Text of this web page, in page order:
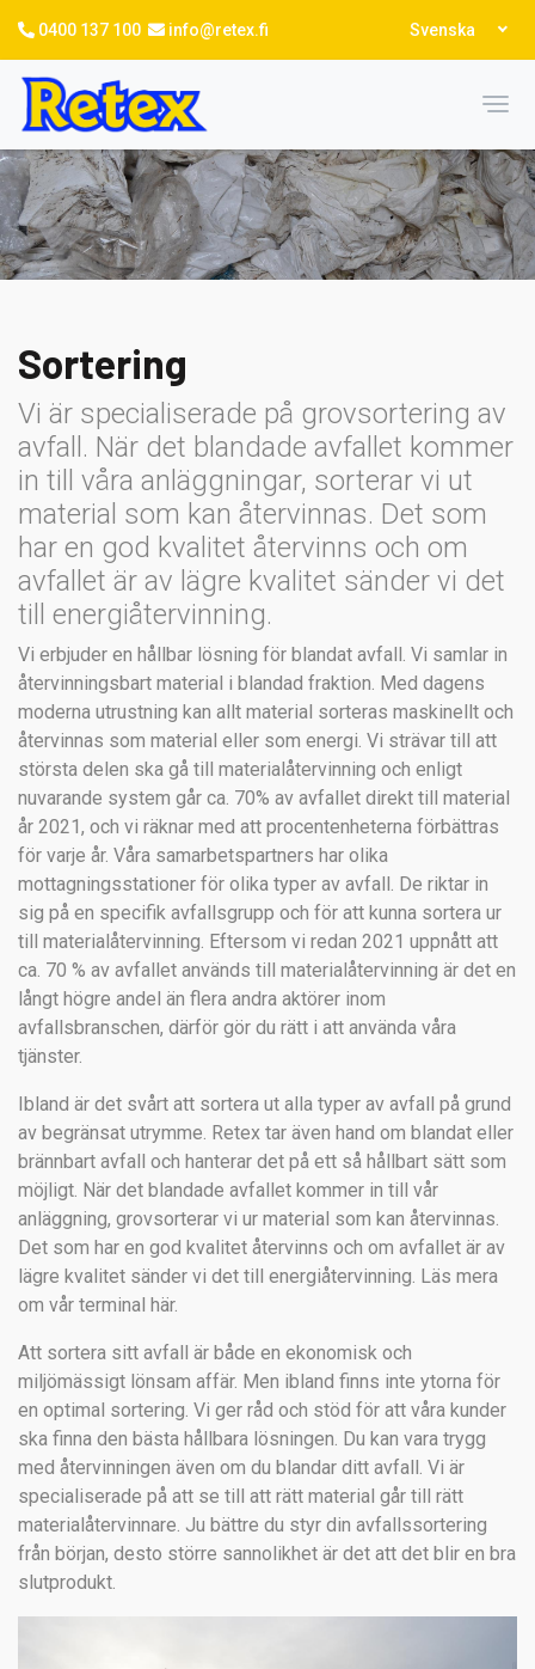
huvudinnehåll
0400 137 100 info@retex.fi
your
Svenska
Sortering
Vi är specialiserade på grovsortering av
avfall. När det blandade avfallet kommer
in till våra anläggningar, sorterar vi ut
material som kan återvinnas. Det som
har en god kvalitet återvinns och om
avfallet är av lägre kvalitet sänder vi det
till energiåtervinning.
Vi erbjuder en hållbar lösning för blandat avfall. Vi samlar in
återvinningsbart material i blandad fraktion. Med dagens
moderna utrustning kan allt material sorteras maskinellt och
återvinnas som material eller som energi. Vi strävar till att
största delen ska gå till materialåtervinning och enligt
nuvarande system går ca. 70% av avfallet direkt till material
år 2021, och vi räknar med att procentenheterna förbättras
för varje år. Våra samarbetspartners har olika
mottagningsstationer för olika typer av avfall. De riktar in
sig på en specifik avfallsgrupp och för att kunna sortera ur
till materialåtervinning. Eftersom vi redan 2021 uppnått att
ca. 70 % av avfallet används till materialåtervinning är det en
långt högre andel än flera andra aktörer inom
avfallsbranschen, därför gör du rätt i att använda våra
tjänster.
Ibland är det svårt att sortera ut alla typer av avfall på grund
av begränsat utrymme. Retex tar även hand om blandat eller
brännbart avfall och hanterar det på ett så hållbart sätt som
möjligt. När det blandade avfallet kommer in till vår
anläggning, grovsorterar vi ur material som kan återvinnas.
Det som har en god kvalitet återvinns och om avfallet är av
lägre kvalitet sänder vi det till energiåtervinning. Läs mera
om vår terminal här.
Att sortera sitt avfall är både en ekonomisk och
miljömässigt lönsam affär. Men ibland finns inte ytorna för
en optimal sortering. Vi ger råd och stöd för att våra kunder
ska finna den bästa hållbara lösningen. Du kan vara trygg
med återvinningen även om du blandar ditt avfall. Vi är
specialiserade på att se till att rätt material går till rätt
materialåtervinnare. Ju bättre du styr din avfallssortering
från början, desto större sannolikhet är det att det blir en bra
slutprodukt.